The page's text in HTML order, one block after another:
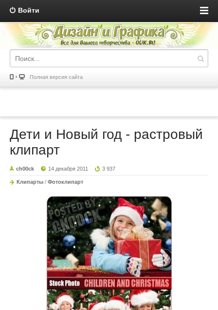
Войти
Полная версия сайта
Дети и Новый год - растровый
клипарт
ch00ck 14 декабря 2011 3 937
Клипарты / Фотоклипарт